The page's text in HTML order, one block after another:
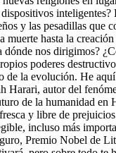
inteligentes?
y las pesadillas que
muerte hasta la
nos dirigimos?
poderes
de la evolución. He
Harari, autor del
de la humanidad en
y libre de
incluso más
Premio Nobel de